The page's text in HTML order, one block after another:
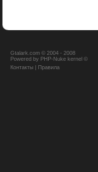
Gtalark.com © 2004 - 2008
Powered by PHP-Nuke kernel ©
Контакты | Правила